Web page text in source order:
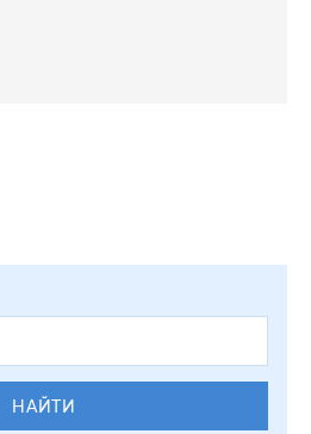
НАЙТИ